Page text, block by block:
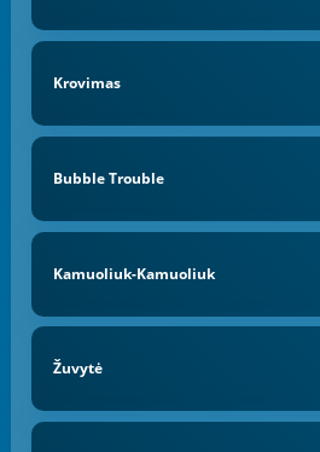
Krovimas
Bubble Trouble
Kamuoliuk-Kamuoliuk
Žuvytė